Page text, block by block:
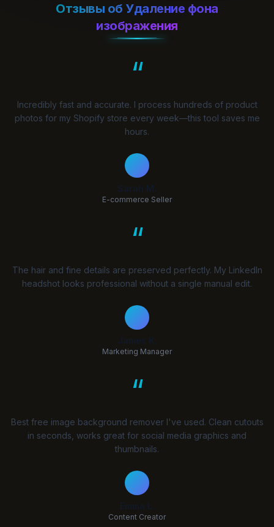
Отзывы об Удаление фона
изображения
“
Incredibly fast and accurate. I process hundreds of product
photos for my Shopify store every week—this tool saves me
hours.
Sarah M.
E-commerce Seller
“
The hair and fine details are preserved perfectly. My LinkedIn
headshot looks professional without a single manual edit.
James K.
Marketing Manager
“
Best free image background remover I've used. Clean cutouts
in seconds, works great for social media graphics and
thumbnails.
Content Creator